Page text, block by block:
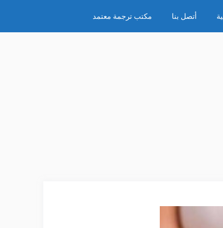
أتصل بنا مكتب ترجمة معتمد